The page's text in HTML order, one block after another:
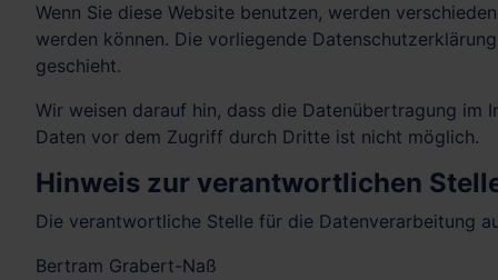
Wenn Sie diese Website benutzen, werden
werden können. Die vorliegende
geschieht.
Wir weisen darauf hin, dass die Datenübertragung im
Daten vor dem Zugriff durch Dritte ist nicht möglich.
Hinweis zur verantwortlichen
Die verantwortliche Stelle für die Datenverarbeitung
Bertram Grabert-Naß